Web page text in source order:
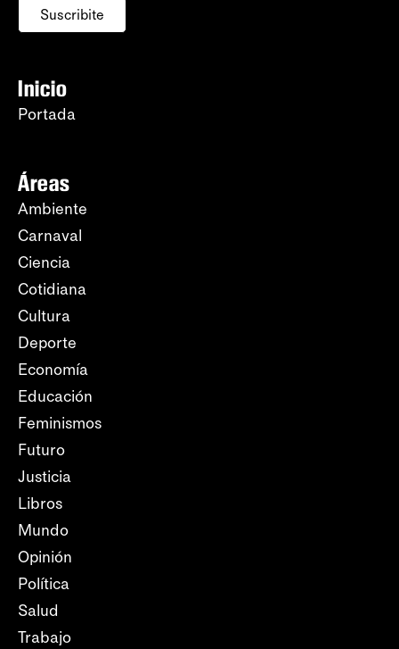
Suscribite
Inicio
Portada
Áreas
Ambiente
Carnaval
Ciencia
Cotidiana
Cultura
Deporte
Economía
Educación
Feminismos
Futuro
Justicia
Libros
Mundo
Opinión
Política
Salud
Trabajo